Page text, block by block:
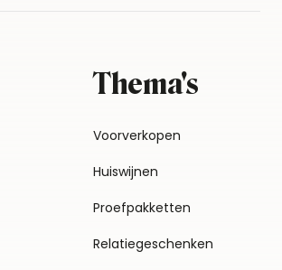
Thema's
Voorverkopen
Huiswijnen
Proefpakketten
Relatiegeschenken